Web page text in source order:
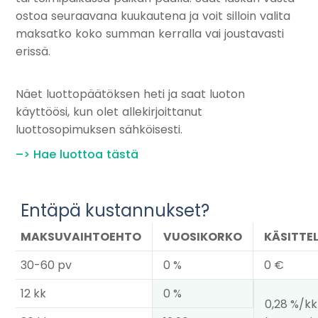
ostoa seuraavana kuukautena ja voit silloin valita
maksatko koko summan kerralla vai joustavasti
erissä.
Näet luottopäätöksen heti ja saat luoton
käyttöösi, kun olet allekirjoittanut
luottosopimuksen sähköisesti.
–> Hae luottoa tästä
Entäpä kustannukset?
MAKSUVAIHTOEHTO VUOSIKORKO
30-60 pv
0 %
0 €
12 kk
0 %
0,28 %/kk